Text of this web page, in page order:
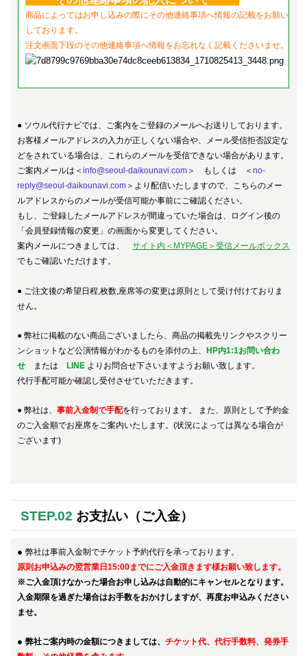
商品によってはお申し込みの際にその他連絡事項へ情報の記載をお願い
しております。
注文画面下段のその他連絡事項へ情報をお忘れなく記載くださいませ。
● ソウル代行ナビでは、ご案内をご登録のメールへお送りしております。
お客様メールアドレスの入力が正しくない場合や、メール受信拒否設定な
どをされている場合は、これらのメールを受信できない場合があります。
ご案内メールは ＜ info@seoul-daikounavi.com ＞ もしくは ＜ no-
reply@seoul-daikounavi.com ＞ より配信いたしますので、こちらのメー
ルアドレスからのメールが受信可能か事前にご確認ください。
もし、ご登録したメールアドレスが間違っていた場合は、ログイン後の
「会員登録情報の変更」の画面から変更してください。
案内メールにつきましては、 サイト内＜MYPAGE＞受信メールボックス
でもご確認いただけます。
● ご注文後の希望日程,枚数,座席等の変更は原則として受け付けておりま
せん。
● 弊社に掲載のない商品ございましたら、商品の掲載先リンクやスクリー
ンショットなど公演情報がわかるものを添付の上、
HP内1:1お問い合わ
せ
または LINE よりお問合せ下さいますようお願い致します。
代行手配可能か確認し受付させていただきます。
● 弊社は、 事前入金制で手配を行っております。
また、原則として予約金
のご入金順でお座席をご案内いたします。(状況によっては異なる場合が
ございます)
STEP.02 お支払い（ご入金）
● 弊社は事前入金制でチケット予約代行を承っております。
原則お申込みの翌営業日15:00までにご入金頂きます様お願い致します。
※ご入金頂けなかった場合お申し込みは自動的にキャンセルとなります。
入金期限を過ぎた場合はお手数をおかけしますが、再度お申込みください
ませ。
● 弊社ご案内時の金額につきましては、 チケット代、代行手数料、発券手